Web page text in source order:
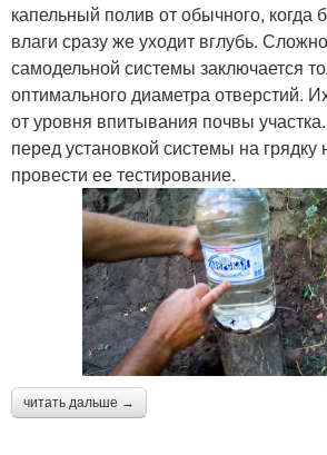
капельный полив от обычного, когда
влаги сразу же уходит вглубь.
самодельной системы заключается
оптимального диаметра отверстий.
от уровня впитывания почвы
перед установкой системы на
провести ее тестирование.
читать дальше →